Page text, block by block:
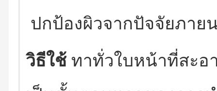
ปกป้องผิวจากปัจจัยภาย
วิธีใช้ทาทั่วใบหน้าที่สะอ